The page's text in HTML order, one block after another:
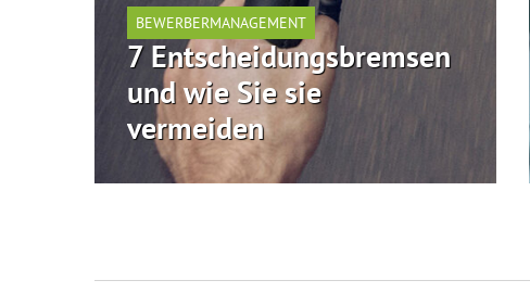
BEWERBERMANAGEMENT
7 Entscheidungsbremsen
und wie Sie sie
vermeiden